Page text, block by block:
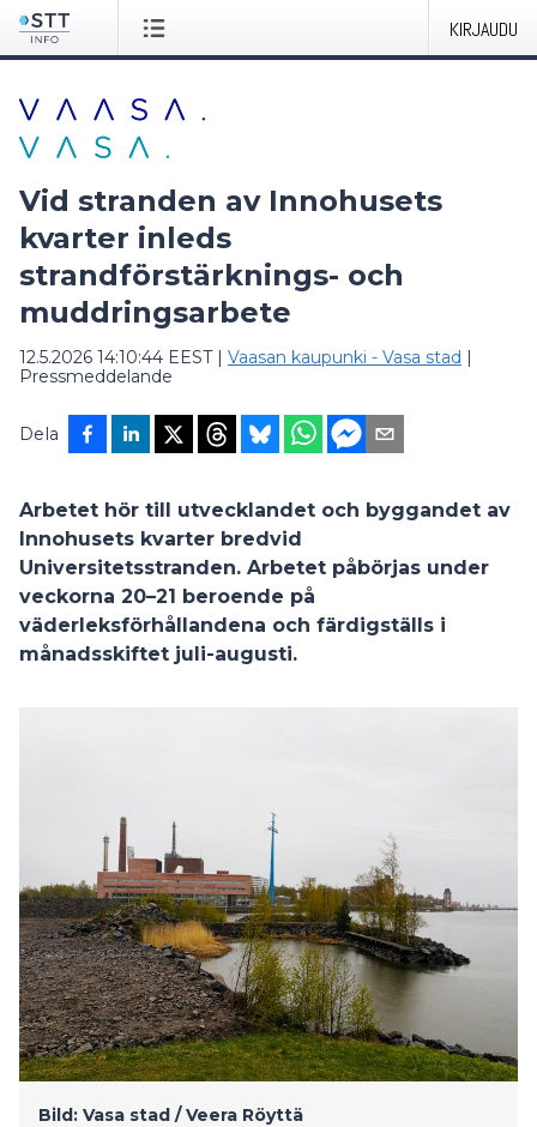
KIRJAUDU
Vid stranden av Innohusets
kvarter inleds
strandförstärknings- och
muddringsarbete
12.5.2026 14:10:44 EEST| Vaasan kaupunki - Vasa stad |
Pressmeddelande
Dela
Arbetet hör till utvecklandet och byggandet av
Innohusets kvarter bredvid
Universitetsstranden. Arbetet påbörjas under
veckorna 20–21 beroende på
väderleksförhållandena och färdigställs i
månadsskiftet juli-augusti.
Bild: Vasa stad / Veera Röyttä